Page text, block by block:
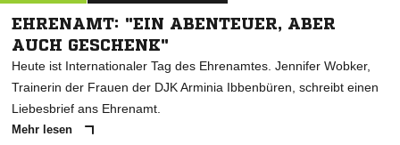
EHRENAMT: "EIN ABENTEUER, ABER
AUCH GESCHENK"
Heute ist Internationaler Tag des Ehrenamtes. Jennifer Wobker,
Trainerin der Frauen der DJK Arminia Ibbenbüren, schreibt einen
Liebesbrief ans Ehrenamt.
Mehr lesen